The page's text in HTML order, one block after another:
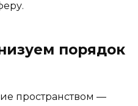
порядок
пространством —